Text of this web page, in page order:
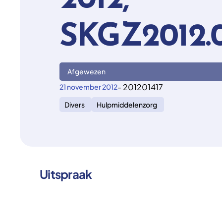
Afgewezen
21 november 2012- 201201417
Divers Hulpmiddelenzorg
Uitspraak